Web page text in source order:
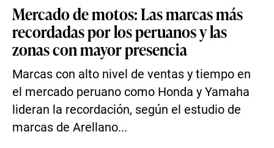
Mercado de motos: Las marcas más
recordadas por los peruanos y las
zonas con mayor presencia
Marcas con alto nivel de ventas y tiempo en
el mercado peruano como Honda y Yamaha
lideran la recordación, según el estudio de
marcas de Arellano...